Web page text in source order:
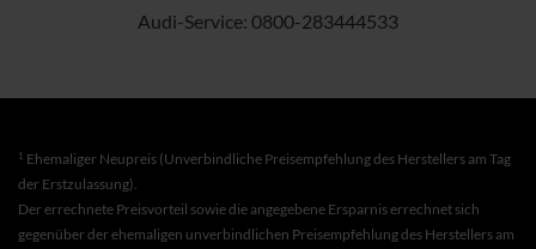
Audi-Service: 0800-283444533
1 Ehemaliger Neupreis (Unverbindliche Preisempfehlung des Herstellers am Tag
der Erstzulassung).
Der errechnete Preisvorteil sowie die angegebene Ersparnis errechnet sich
gegenüber der ehemaligen unverbindlichen Preisempfehlung des Herstellers am